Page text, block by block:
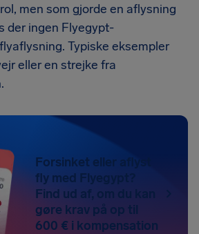
men som gjorde en aflysning
der ingen Flyegypt-
Typiske eksempler
eller en strejke fra
Forsinket eller aflyst
fly med Flyegypt?
Find ud af, om du kan
gøre krav på op til
600 € i kompensation